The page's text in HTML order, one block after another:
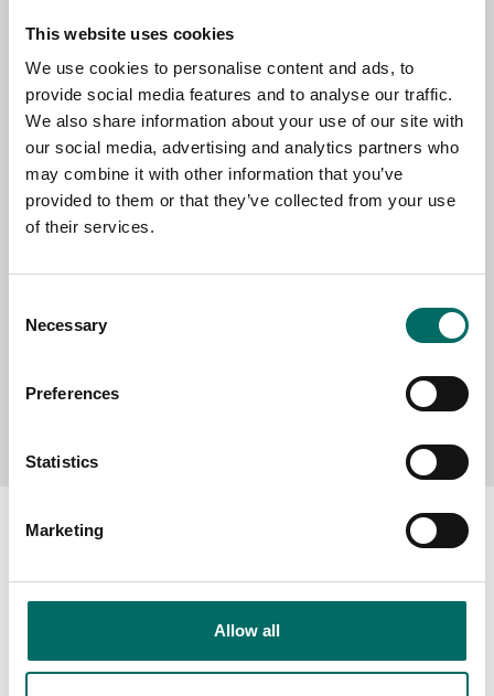
This website uses cookies
We use cookies to personalise content and ads, to
provide social media features and to analyse our traffic.
We also share information about your use of our site with
our social media, advertising and analytics partners who
may combine it with other information that you’ve
provided to them or that they’ve collected from your use
of their services.
Selection
Necessary
Preferences
Statistics
Marketing
Allow all
SELECT COUNTRY
MESSAGE (written in english)
About
The Kamasa Tools warranty